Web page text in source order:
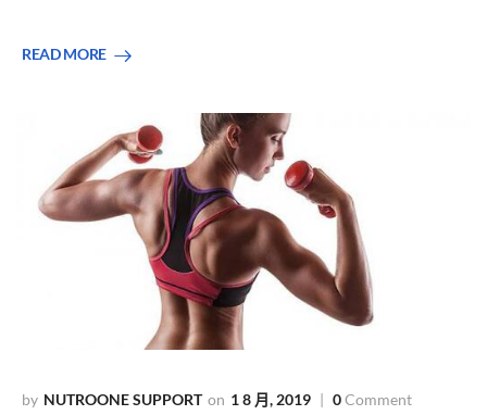
READ MORE
NUTROONE SUPPORT 1 8 月, 2019 0Comment